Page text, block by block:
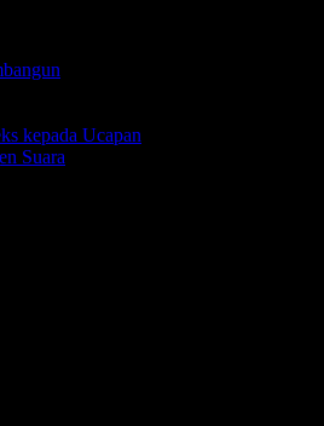
kepada Ucapan
Suara